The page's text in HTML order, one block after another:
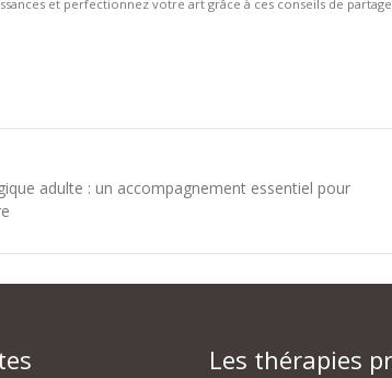
et perfectionnez votre art grâce à ces conseils de
adulte : un accompagnement essentiel pour
Les thérapies